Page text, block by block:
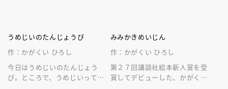
うめじいのたんじょうび
作：かがくい ひろし
今日はうめじいのたんじょう
び。ところで、うめじいって何
みみかきめいじん
作：かがくい ひろし
第２７回講談社絵本新人賞を受
賞してデビューした、かがくい